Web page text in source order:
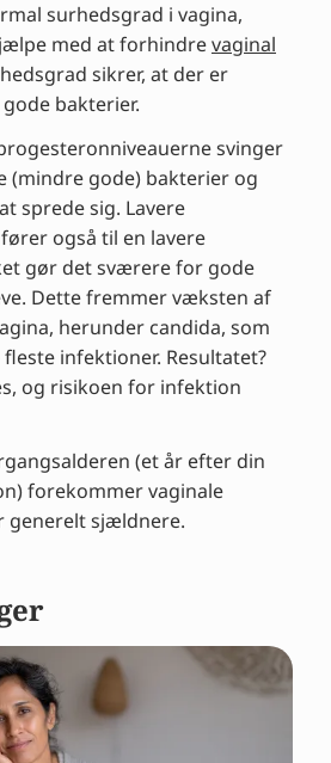
surhedsgrad i vagina,
med at forhindrevaginal
sikrer, at der er
bakterier.
svinger
(mindre gode) bakterier og
sprede sig. Lavere
også til en lavere
gør det sværere for gode
Dette fremmer væksten af
herunder candida, som
infektioner. Resultatet?
og risikoen for infektion
(et år efter din
forekommer vaginale
generelt sjældnere.